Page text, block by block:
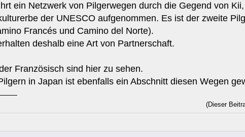
ein Netzwerk von Pilgerwegen durch die Gegend von
der UNESCO aufgenommen. Es ist der zweite
Francés und Camino del Norte).
deshalb eine Art von Partnerschaft.
Französisch sind hier zu sehen.
in Japan ist ebenfalls ein Abschnitt diesen Wegen
(Dieser